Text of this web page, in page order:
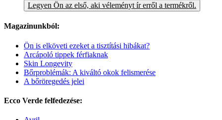
Legyen Ön az első, aki véleményt ír erről a termékről.
Magazinunkból:
Ön is elköveti ezeket a tisztítási hibákat?
Arcápoló tippek férfiaknak
Skin Longevity
Bőrproblémák: A kiváltó okok felismerése
A bőröregedés jelei
Ecco Verde felfedezése: